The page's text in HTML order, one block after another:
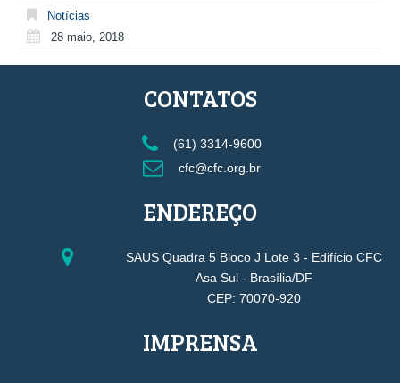
Notícias
28 maio, 2018
CONTATOS
(61) 3314-9600
cfc@cfc.org.br
ENDEREÇO
SAUS Quadra 5 Bloco J Lote 3 - Edifício CFC
Asa Sul - Brasília/DF
CEP: 70070-920
IMPRENSA